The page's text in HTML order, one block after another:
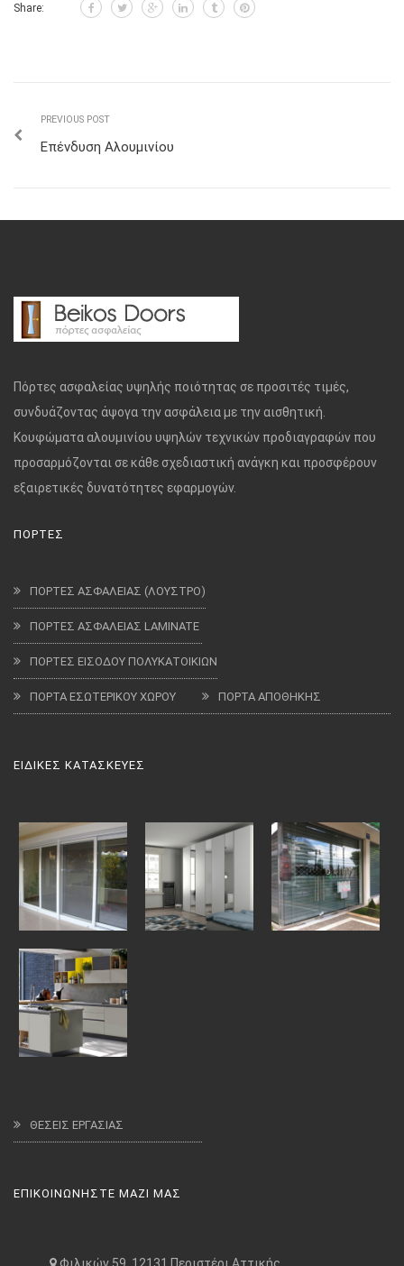
Share:
PREVIOUS POST
Επένδυση Αλουμινίου
Πόρτες ασφαλείας υψηλής ποιότητας σε προσιτές τιμές,
συνδυάζοντας άψογα την ασφάλεια με την αισθητική.
Κουφώματα αλουμινίου υψηλών τεχνικών προδιαγραφών που
προσαρμόζονται σε κάθε σχεδιαστική ανάγκη και προσφέρουν
εξαιρετικές δυνατότητες εφαρμογών.
ΠΟΡΤΕΣ
ΠΟΡΤΕΣ ΑΣΦΑΛΕΙΑΣ (ΛΟΥΣΤΡΟ)
ΠΟΡΤΕΣ ΑΣΦΑΛΕΙΑΣ LAMINATE
ΠΟΡΤΕΣ ΕΙΣΟΔΟΥ ΠΟΛΥΚΑΤΟΙΚΙΩΝ
ΠΟΡΤΑ ΕΣΩΤΕΡΙΚΟΥ ΧΩΡΟΥ ΠΟΡΤΑ ΑΠΟΘΗΚΗΣ
ΕΙΔΙΚΕΣ ΚΑΤΑΣΚΕΥΕΣ
ΘΕΣΕΙΣ ΕΡΓΑΣΙΑΣ
ΕΠΙΚΟΙΝΩΝΗΣΤΕ ΜΑΖΙ ΜΑΣ
Φιλικών 59, 12131 Περιστέρι Αττικής